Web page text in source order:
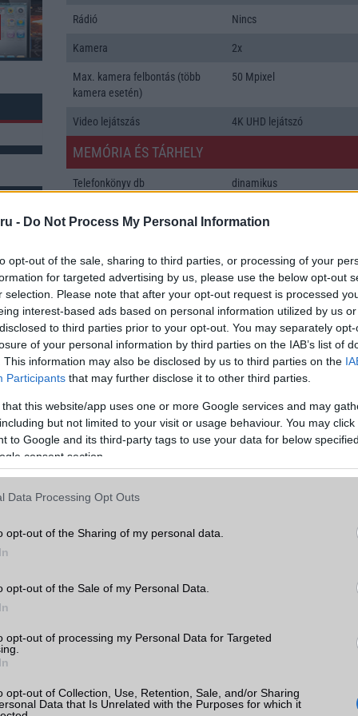
- Do Not Process My Personal Information
opt-out of the sale, sharing to third parties, or processing of your
for targeted advertising by us, please use the below opt-out
selection. Please note that after your opt-out request is processed
interest-based ads based on personal information utilized by us
to third parties prior to your opt-out. You may separately
of your personal information by third parties on the IAB’s list of
This information may also be disclosed by us to third parties on the
Participants that may further disclose it to other third parties.
that this website/app uses one or more Google services and may
but not limited to your visit or usage behaviour. You may
to Google and its third-party tags to use your data for below
consent section.
Data Processing Opt Outs
opt-out of the Sharing of my personal data.
opt-out of the Sale of my Personal Data.
opt-out of processing my Personal Data for Targeted
opt-out of Collection, Use, Retention, Sale, and/or Sharing
Data that Is Unrelated with the Purposes for which it
1
Rádió Nincs
Kamera 2x
Max. kamera felbontás (több
kamera esetén)
50 Mpixel
Video lejátszás 4K UHD lejátszó
MEMÓRIA ÉS TÁRHELY
Telefonkönyv db dinamikus
Memória bővíthetőség Nincs
ADATCSERE
GPRS Van
EDGE Van
EMS /E-mail push eMail
MMS Nincs
Infraport területenként változó
Bluetooth
B/T extra
Wi-Fi Direct
Wi-Fi HotSpot alap szolgáltatás
NFC Nincs